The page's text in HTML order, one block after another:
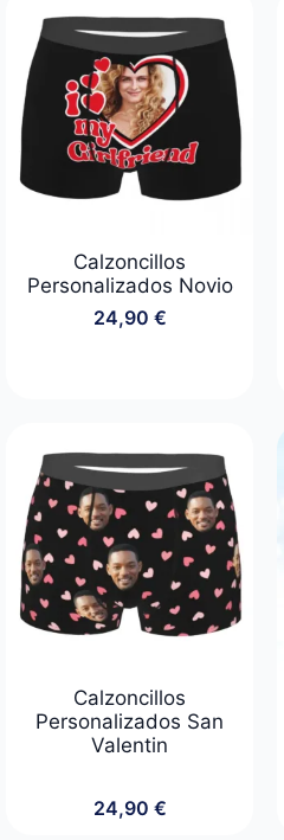
desde
19,90 €
hasta
24,90 €
Calzoncillos
Personalizados Novio
24,90 €
Calzoncillos
Personalizados San
Valentin
24,90 €